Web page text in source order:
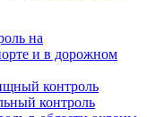
на
и в дорожном
контроль
контроль